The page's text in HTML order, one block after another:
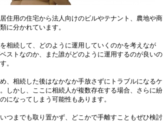
住用の住宅から法人向けのビルやテナント、農地や商
に分かれています。
相続して、どのように運用していくのかを考えなが
ストなのか、また誰がどのように運用するのが良いの
。
、相続した後はなかなか手放さずにトラブルになるケ
しかし、ここに相続人が複数存在する場合、さらに紛
になってしまう可能性もあります。
つまでも取り置かず、どこかで手離すこともぜひ検討